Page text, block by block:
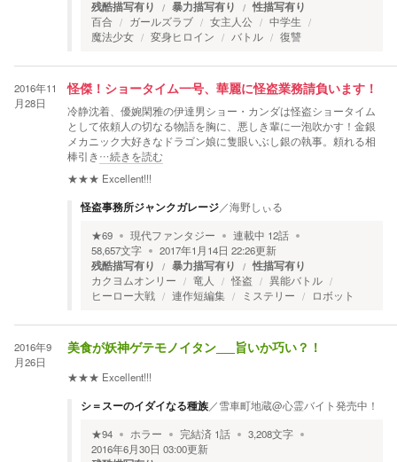
残酷描写有り 暴力描写有り 性描写有り
百合 ガールズラブ 女主人公
中学生
魔法少女
変身ヒロイン バトル 復讐
2016年11
月28日
怪傑！ショータイム一号、華麗に怪盗業務請負います！
冷静沈着、優婉閑雅の伊達男ショー・カンダは怪盗ショータイム
として依頼人の切なる物語を胸に、悪しき輩に一泡吹かす！金銀
メカニック大好きなドラゴン娘に隻眼いぶし銀の執事。頼れる相
棒引き…続きを読む
★★★ Excellent!!!
怪盗事務所ジャンクガレージ／海野しぃる
★69 現代ファンタジー 連載中 12話
58,657文字 2017年1月14日 22:26更新
残酷描写有り 暴力描写有り 性描写有り
カクヨムオンリー 竜人 怪盗
異能バトル
ヒーロー大戦
連作短編集 ミステリー ロボット
2016年9
月26日
美食が妖神ゲテモノイタン___旨いか巧い？！
★★★ Excellent!!!
シ＝スーのイダイなる種族／雪車町地蔵@心霊バイト発売中！
★94 ホラー 完結済 1話 3,208文字
2016年6月30日 03:00更新